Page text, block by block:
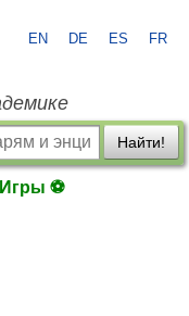
EN DE ES FR
Найти!
Игры ⚽